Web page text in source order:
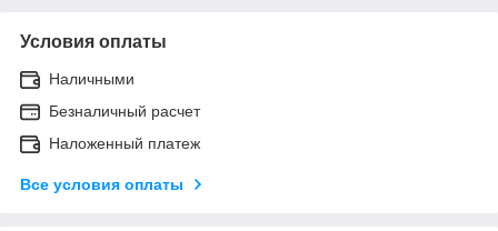
Условия оплаты
Наличными
Безналичный расчет
Наложенный платеж
Все условия оплаты